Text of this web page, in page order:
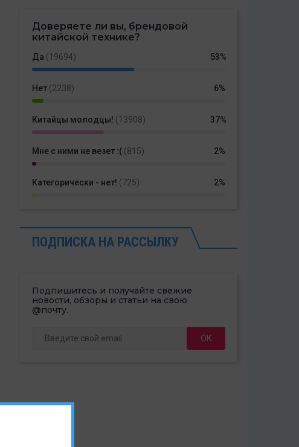
Доверяете ли вы, брендовой
китайской технике?
Да (19694) 53%
Нет (2238) 6%
Китайцы молодцы! (13908) 37%
Мне с ними не везет :( (815) 2%
Категорически - нет! (725) 2%
ПОДПИСКА НА РАССЫЛКУ
Подпишитесь и получайте свежие
новости, обзоры и статьи на свою
@почту.
ОК